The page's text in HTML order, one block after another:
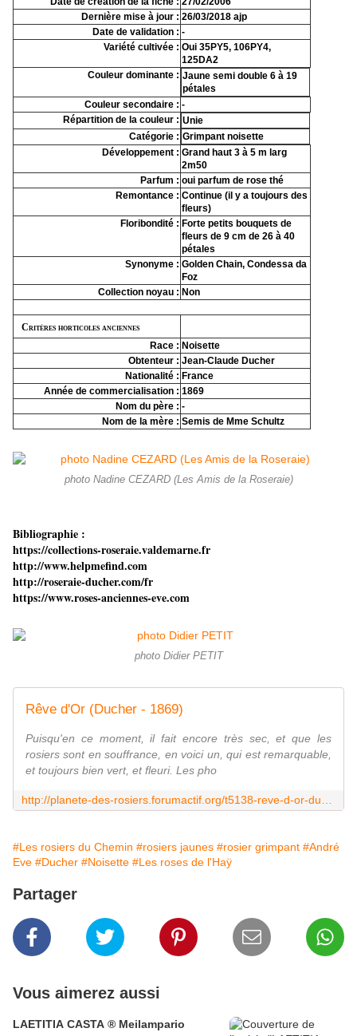
Dernière mise à jour : 26/03/2018 ajp
Date de validation : -
Variété cultivée : Oui 35PY5, 106PY4,
125DA2
Couleur dominante : Jaune semi double 6 à 19
pétales
Couleur secondaire : -
Répartition de la couleur : Unie
Catégorie : Grimpant noisette
Développement : Grand haut 3 à 5 m larg
2m50
Parfum : oui parfum de rose thé
Remontance : Continue (il y a toujours des
fleurs)
Floribondité : Forte petits bouquets de
fleurs de 9 cm de 26 à 40
pétales
Synonyme : Golden Chain, Condessa da
Foz
Collection noyau : Non
Critères horticoles anciennes
Race : Noisette
Obtenteur : Jean-Claude Ducher
Nationalité : France
Année de commercialisation : 1869
Nom du père : -
Nom de la mère : Semis de Mme Schultz
photo Nadine CEZARD (Les Amis de la Roseraie)
Bibliographie :
https://collections-roseraie.valdemarne.fr
http://www.helpmefind.com
http://roseraie-ducher.com/fr
https://www.roses-anciennes-eve.com
photo Didier PETIT
Rêve d'Or (Ducher - 1869)
Puisqu'en ce moment, il fait encore très sec, et que les
rosiers sont en souffrance, en voici un, qui est remarquable,
et toujours bien vert, et fleuri. Les pho
#Les rosiers du Chemin #rosiers jaunes #rosier grimpant #André
Eve #Ducher #Noisette #Les roses de l'Haÿ
Partager
Vous aimerez aussi
LAETITIA CASTA ® Meilampario